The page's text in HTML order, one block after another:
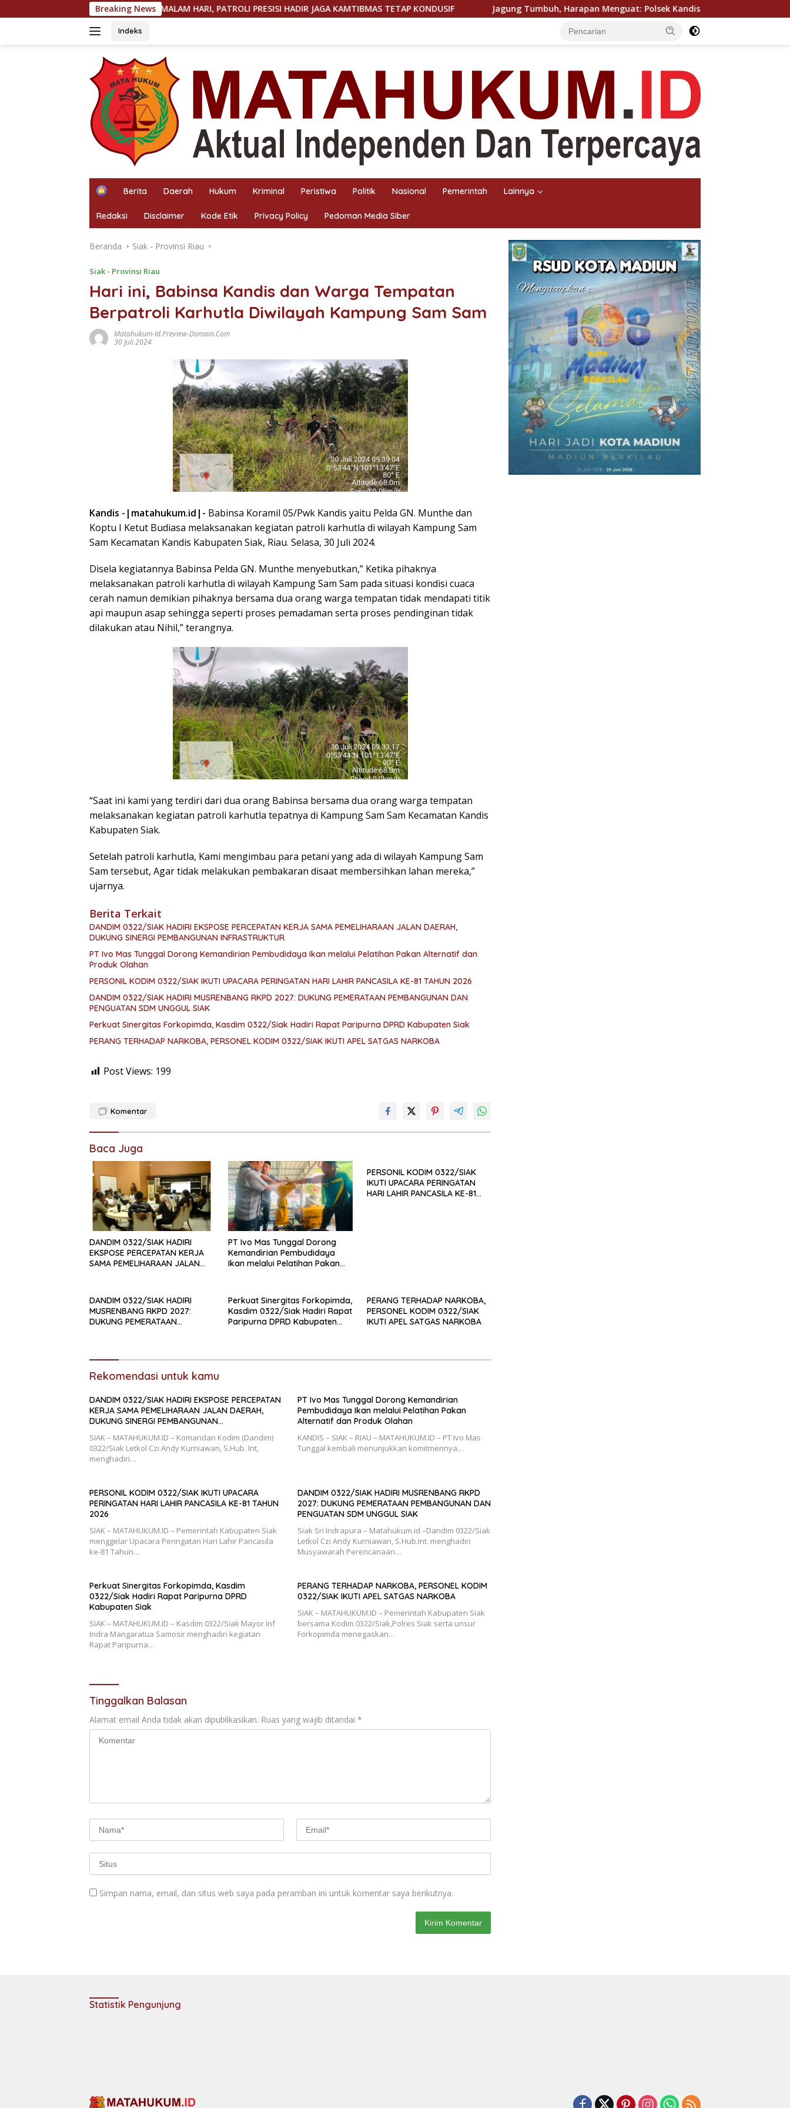
ke
Breaking News
PERKETAT KRYD MALAM HARI, PATROLI PRESISI HADIR JAGA KAMTIBMAS TETAP KONDUSIF Jagung Tumbuh, Harapan Menguat: Polsek Kandis Kawal Ketahanan Pangan dari
Indeks
H
m
e
Berita Daerah Hukum Kriminal Peristiwa Politik Nasional Pemerintah Lainnya
Redaksi Disclaimer Kode Etik Privacy Policy Pedoman Media Siber
Beranda Siak - Provinsi Riau
Siak - Provinsi Riau
Hari ini, Babinsa Kandis dan Warga Tempatan
Berpatroli Karhutla Diwilayah Kampung Sam Sam
Matahukum-Id.preview-Domain.com
30 Juli 2024
Kandis -|matahukum.id|- Babinsa Koramil 05/Pwk Kandis yaitu Pelda GN. Munthe dan
Koptu I Ketut Budiasa melaksanakan kegiatan patroli karhutla di wilayah Kampung Sam
Sam Kecamatan Kandis Kabupaten Siak, Riau. Selasa, 30 Juli 2024.
Disela kegiatannya Babinsa Pelda GN. Munthe menyebutkan,” Ketika pihaknya
melaksanakan patroli karhutla di wilayah Kampung Sam Sam pada situasi kondisi cuaca
cerah namun demikian pihaknya bersama dua orang warga tempatan tidak mendapati titik
api maupun asap sehingga seperti proses pemadaman serta proses pendinginan tidak
dilakukan atau Nihil,” terangnya.
“Saat ini kami yang terdiri dari dua orang Babinsa bersama dua orang warga tempatan
melaksanakan kegiatan patroli karhutla tepatnya di Kampung Sam Sam Kecamatan Kandis
Kabupaten Siak.
Setelah patroli karhutla, Kami mengimbau para petani yang ada di wilayah Kampung Sam
Sam tersebut, Agar tidak melakukan pembakaran disaat membersihkan lahan mereka,”
ujarnya.
Berita Terkait
DANDIM 0322/SIAK HADIRI EKSPOSE PERCEPATAN KERJA SAMA PEMELIHARAAN JALAN DAERAH,
DUKUNG SINERGI PEMBANGUNAN INFRASTRUKTUR
PT Ivo Mas Tunggal Dorong Kemandirian Pembudidaya Ikan melalui Pelatihan Pakan Alternatif dan
Produk Olahan
PERSONIL KODIM 0322/SIAK IKUTI UPACARA PERINGATAN HARI LAHIR PANCASILA KE-81 TAHUN 2026
DANDIM 0322/SIAK HADIRI MUSRENBANG RKPD 2027: DUKUNG PEMERATAAN PEMBANGUNAN DAN
PENGUATAN SDM UNGGUL SIAK
Perkuat Sinergitas Forkopimda, Kasdim 0322/Siak Hadiri Rapat Paripurna DPRD Kabupaten Siak
PERANG TERHADAP NARKOBA, PERSONEL KODIM 0322/SIAK IKUTI APEL SATGAS NARKOBA
Post Views: 199
Komentar
Baca Juga
DANDIM 0322/SIAK HADIRI
EKSPOSE PERCEPATAN KERJA
SAMA PEMELIHARAAN JALAN
INFRASTRUKTUR
PT Ivo Mas Tunggal Dorong
Kemandirian Pembudidaya
Ikan melalui Pelatihan Pakan
PERSONIL KODIM 0322/SIAK
IKUTI UPACARA PERINGATAN
HARI LAHIR PANCASILA KE-81
DANDIM 0322/SIAK HADIRI
MUSRENBANG RKPD 2027:
DUKUNG PEMERATAAN
Perkuat Sinergitas Forkopimda,
Kasdim 0322/Siak Hadiri Rapat
Paripurna DPRD Kabupaten
PERANG TERHADAP NARKOBA,
PERSONEL KODIM 0322/SIAK
IKUTI APEL SATGAS NARKOBA
Rekomendasi untuk kamu
DANDIM 0322/SIAK HADIRI EKSPOSE PERCEPATAN
KERJA SAMA PEMELIHARAAN JALAN DAERAH,
DUKUNG SINERGI PEMBANGUNAN
SIAK – MATAHUKUM.ID – Komandan Kodim (Dandim)
0322/Siak Letkol Czi Andy Kurniawan, S.Hub. Int,
menghadiri…
PT Ivo Mas Tunggal Dorong Kemandirian
Pembudidaya Ikan melalui Pelatihan Pakan
Alternatif dan Produk Olahan
KANDIS – SIAK – RIAU – MATAHUKUM.ID – PT Ivo Mas
Tunggal kembali menunjukkan komitmennya…
PERSONIL KODIM 0322/SIAK IKUTI UPACARA
PERINGATAN HARI LAHIR PANCASILA KE-81 TAHUN
2026
SIAK – MATAHUKUM.ID – Pemerintah Kabupaten Siak
menggelar Upacara Peringatan Hari Lahir Pancasila
ke-81 Tahun…
DANDIM 0322/SIAK HADIRI MUSRENBANG RKPD
2027: DUKUNG PEMERATAAN PEMBANGUNAN DAN
PENGUATAN SDM UNGGUL SIAK
Siak Sri Indrapura – Matahukum.id –Dandim 0322/Siak
Letkol Czi Andy Kurniawan, S.Hub.Int. menghadiri
Musyawarah Perencanaan…
Perkuat Sinergitas Forkopimda, Kasdim
0322/Siak Hadiri Rapat Paripurna DPRD
Kabupaten Siak
SIAK – MATAHUKUM.ID – Kasdim 0322/Siak Mayor Inf
Indra Mangaratua Samosir menghadiri kegiatan
Rapat Paripurna…
PERANG TERHADAP NARKOBA, PERSONEL KODIM
0322/SIAK IKUTI APEL SATGAS NARKOBA
SIAK – MATAHUKUM.ID – Pemerintah Kabupaten Siak
bersama Kodim 0322/Siak,Polres Siak serta unsur
Forkopimda menegaskan…
Tinggalkan Balasan
Alamat email Anda tidak akan dipublikasikan. Ruas yang wajib ditandai *
Simpan nama, email, dan situs web saya pada peramban ini untuk komentar saya berikutnya.
Statistik Pengunjung